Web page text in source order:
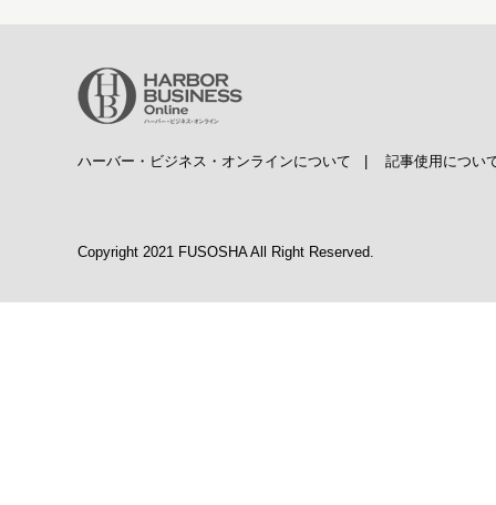
ハーバー・ビジネス・オンラインについて 記事使用につい
Copyright 2021 FUSOSHA All Right Reserved.